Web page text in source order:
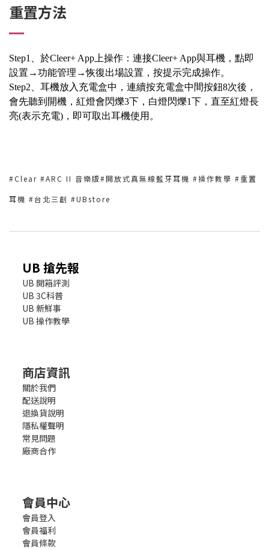
重置方法
Step1、於Cleer+ App上操作：連接Cleer+ App與耳機，點即
設置→功能管理→恢復出場設置，按提示完成操作。
Step2、耳機放入充電盒中，連續按充電盒中間按鈕8次後，
會先聽到開機，紅燈會閃爍3下，白燈閃爍1下，直至紅燈長
亮(表示充電)，即可取出耳機使用。
#Clear #ARC II 音樂版#開放式真無線藍牙耳機 #操作教學 #重置
耳機 #台北三創 #UBstore
UB 搶先報
UB 開箱評測
UB 3C科普
UB 新鮮事
UB 操作教學
商店資訊
關於我們
配送說明
退換貨說明
隱私權聲明
常見問題
廠商合作
會員中心
會員登入
會員福利
會員條款